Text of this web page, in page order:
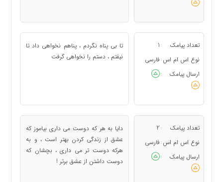
تعداد پیامک :
1
نوع اس ام اس : فارسی
ارسال پیامک
:
تا بی پناه نگردم ، پناهم نخواهی داد تا
نیفتم ، دستم را نخواهی گرفت
تعداد پیامک :
2
نوع اس ام اس : فارسی
ارسال پیامک
:
دایا به هر که دوست می داری بیاموز که
عشق از زندگی کردن بهتر است ، و به
هرکه دوست تر می داری ، بچشان که
دوست داشتن از عشق برتر !